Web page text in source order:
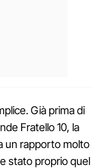
Già prima di
Fratello 10, la
un rapporto molto
stato proprio quel